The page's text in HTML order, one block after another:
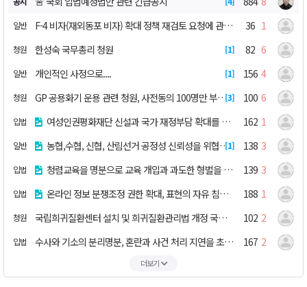
일반 F-4 비자(재외동포 비자) 확대 정책 재검토 요청에 관한 청원 1
36
청원 한성숙 국무총리 청원 1 6
82
일반 개인적인 사정으로.... 1 4
156
청원 GP 공용화기 운용 관련 청원, 사전동의 100명만 부탁드립니다3 6
100
입법 여성인권평화재단 신설과 국가 재정부담 확대를 초래, 강력 반대 등 5건 1
162
일반 농협,수협, 신협, 산림선거 공정성 신뢰성을 위협하는 온라인 투표 도입 등 9건+3 1 3
138
입법 청렴교육을 명분으로 교육 개입과 과도한 형벌을 확대하는 법안 등 8건+2 3
139
입법 온라인 정보 분쟁조정 권한 확대, 표현의 자유 침해 등 4건+2 1
188
청원 국립희귀질환센터 설치 및 희귀질환관리법 개정 국민동의청원 2
102
입법 수사와 기소의 분리명분, 혼란과 사건 처리 지연을 초래하는 법안 등 2건 +1 2
167
더보기